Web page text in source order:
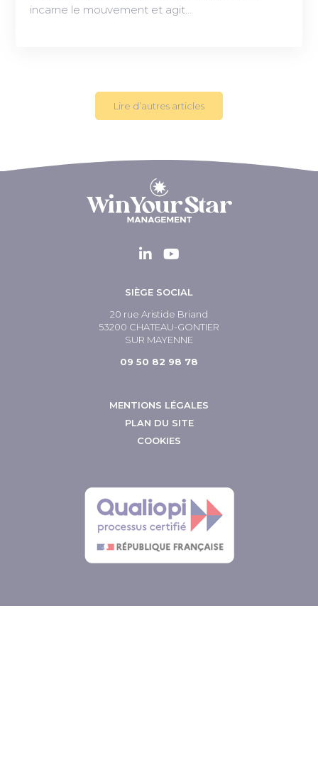
incarne le mouvement et agit…
Lire d’autres articles
SIÈGE SOCIAL
20 rue Aristide Briand
53200 CHATEAU-GONTIER
SUR MAYENNE
09 50 82 98 78
MENTIONS LÉGALES
PLAN DU SITE
COOKIES